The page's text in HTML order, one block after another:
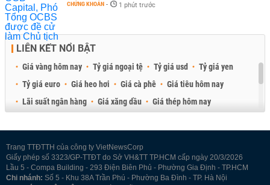
CHỨNG KHOÁN - 1 phút trước
LIÊN KẾT NỔI BẬT
Giá vàng hôm nay Tỷ giá ngoại tệ Tỷ giá usd
Tỷ giá yen
Tỷ giá euro
Giá heo hơi Giá cà phê
Giá tiêu hôm nay
Lãi suất ngân hàng
Giá xăng dầu
Giá thép hôm nay
Trang TTĐTTH của công ty VietNewsCorp
Giấy phép số 3323/GP-TTĐT do Sở VH&TT TP.HCM cấp ngày 20/3/2026
Lầu 5 - Compa Building - 293 Điện Biên Phủ - Phường Gia Định - TP.HCM
Chi nhánh: Số 5 - Khu 38A Trần Phú - Phường Ba Đình - TP. Hà Nội